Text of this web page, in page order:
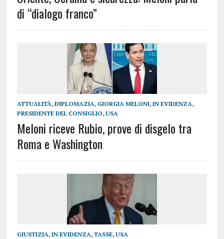
di “dialogo franco”
ATTUALITÀ, DIPLOMAZIA, GIORGIA MELONI, IN EVIDENZA,
PRESIDENTE DEL CONSIGLIO, USA
Meloni riceve Rubio, prove di disgelo tra
Roma e Washington
GIUSTIZIA, IN EVIDENZA, TASSE, USA